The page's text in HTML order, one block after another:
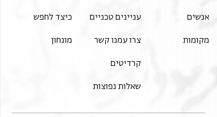
אנשים
מקומות
עניינים טכניים
צרו עמנו קשר
קרדיטים
שאלות נפוצות
כיצד לחפש
מונחון